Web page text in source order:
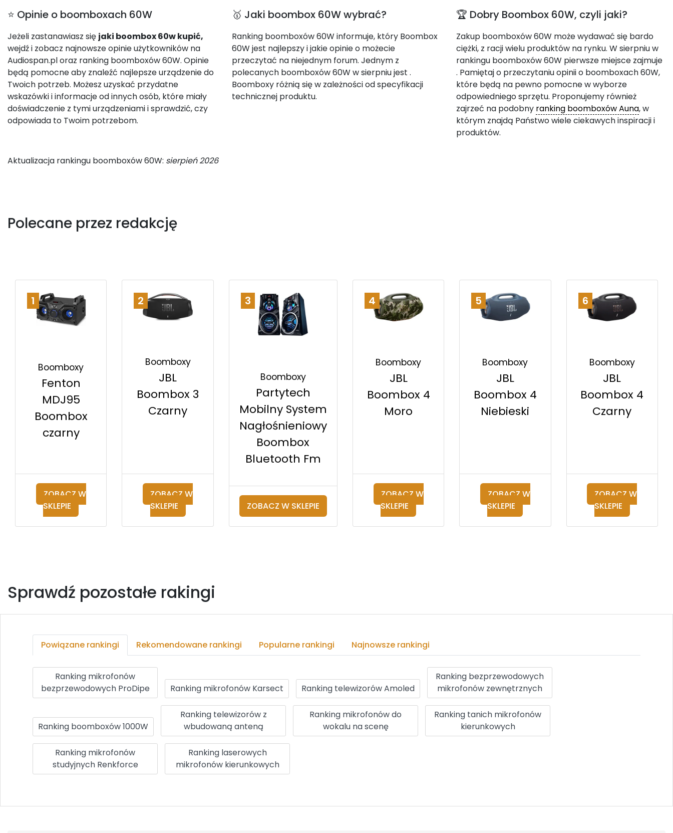
⭐ Opinie o boomboxach 60W
Jeżeli zastanawiasz się jaki boombox 60w kupić,
wejdź i zobacz najnowsze opinie użytkowników na
Audiospan.pl oraz ranking boomboxów 60W. Opinie
będą pomocne aby znaleźć najlepsze urządzenie do
Twoich potrzeb. Możesz uzyskać przydatne
wskazówki i informacje od innych osób, które miały
doświadczenie z tymi urządzeniami i sprawdzić, czy
odpowiada to Twoim potrzebom.
🥇 Jaki boombox 60W wybrać?
Ranking boomboxów 60W informuje, który Boombox
60W jest najlepszy i jakie opinie o możecie
przeczytać na niejednym forum. Jednym z
polecanych boomboxów 60W w sierpniu jest .
Boomboxy różnią się w zależności od specyfikacji
technicznej produktu.
🏆 Dobry Boombox 60W, czyli jaki?
Zakup boomboxów 60W może wydawać się bardo
ciężki, z racji wielu produktów na rynku. W sierpniu w
rankingu boomboxów 60W pierwsze miejsce zajmuje
. Pamiętaj o przeczytaniu opinii o boomboxach 60W,
które będą na pewno pomocne w wyborze
odpowiedniego sprzętu. Proponujemy również
zajrzeć na podobny ranking boomboxów Auna, w
którym znajdą Państwo wiele ciekawych inspiracji i
produktów.
Aktualizacja rankingu boomboxów 60W: sierpień 2026
Polecane przez redakcję
1
Boomboxy
Fenton
MDJ95
Boombox
czarny
ZOBACZ W
SKLEPIE
2
Boomboxy
JBL
Boombox 3
Czarny
ZOBACZ W
SKLEPIE
3
Boomboxy
Partytech
Mobilny System
Nagłośnieniowy
Boombox
Bluetooth Fm
ZOBACZ W SKLEPIE
4
Boomboxy
JBL
Boombox 4
Moro
ZOBACZ W
SKLEPIE
5
Boomboxy
JBL
Boombox 4
Niebieski
ZOBACZ W
SKLEPIE
6
Boomboxy
JBL
Boombox 4
Czarny
ZOBACZ W
SKLEPIE
Sprawdź pozostałe rakingi
Powiązane rankingi Rekomendowane rankingi Popularne rankingi Najnowsze rankingi
Ranking mikrofonów
bezprzewodowych ProDipe
Ranking mikrofonów Karsect Ranking telewizorów Amoled
Ranking bezprzewodowych
mikrofonów zewnętrznych
Ranking boomboxów 1000W
Ranking telewizorów z
wbudowaną anteną
Ranking mikrofonów do
wokalu na scenę
Ranking tanich mikrofonów
kierunkowych
Ranking mikrofonów
studyjnych Renkforce
Ranking laserowych
mikrofonów kierunkowych